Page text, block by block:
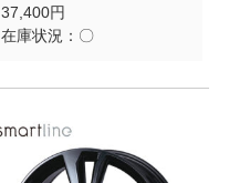
37,400円
在庫状況： 〇